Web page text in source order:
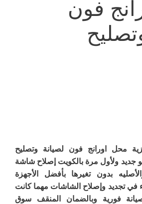
فون
محل اورانج فون لصيانة وتصليح
جديد ولأول مرة بالكويت إصلاح شاشة
بدون تغيرها بأفضل الأجهزة
في تجديد وإصلاح الشاشات مهما كانت
فورية وبالضمان المنقف سوق